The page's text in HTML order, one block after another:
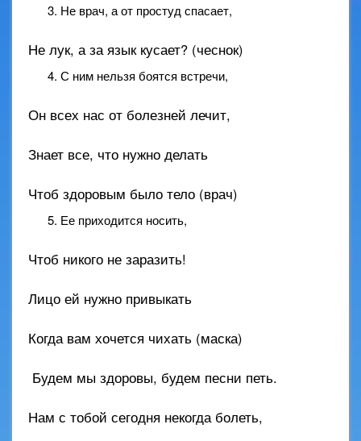
Не врач, а от простуд спасает,
Не лук, а за язык кусает? (чеснок)
С ним нельзя боятся встречи,
Он всех нас от болезней лечит,
Знает все, что нужно делать
Чтоб здоровым было тело (врач)
Ее приходится носить,
Чтоб никого не заразить!
Лицо ей нужно привыкать
Когда вам хочется чихать (маска)
Будем мы здоровы, будем песни петь.
Нам с тобой сегодня некогда болеть,